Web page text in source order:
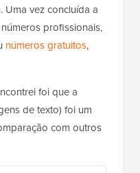
Uma vez concluída a
profissionais,
números gratuitos,
foi que a
de texto) foi um
com outros